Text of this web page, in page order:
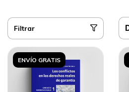
Filtrar
ENVÍO GRATIS